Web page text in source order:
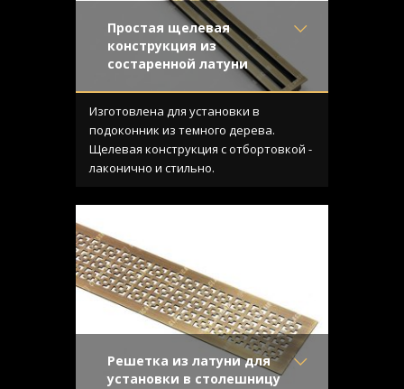
Простая щелевая
конструкция из
состаренной латуни
Материал- Латунь
Отделка- Старение с
эффектом затёртости
Узор- Щелевой
Конструкция- С отбортовкой
Изготовлена для установки в
подоконник из темного дерева.
Щелевая конструкция с отбортовкой -
лаконично и стильно.
Решетка из латуни для
установки в столешницу